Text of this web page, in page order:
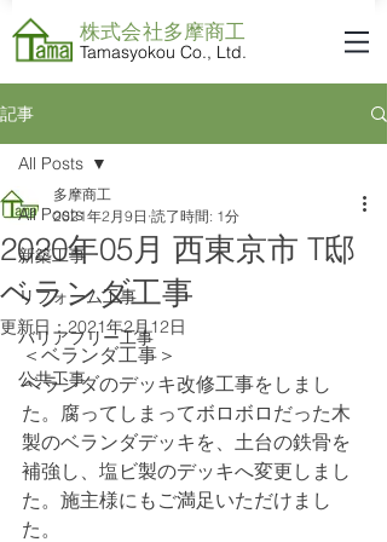
株式会社​多摩商工
Tamasyokou Co., Ltd.
記事
All Posts
新築工事
リフォーム工事
バリアフリー工事
公共工事
All Posts
2020年05月 西東京市 T邸
ベランダ工事
多摩商工
2021年2月9日 読了時間: 1分
更新日：2021年2月12日
＜ベランダ工事＞
ベランダのデッキ改修工事をしまし
た。腐ってしまってボロボロだった木
製のベランダデッキを、土台の鉄骨を
補強し、塩ビ製のデッキへ変更しまし
た。施主様にもご満足いただけまし
た。